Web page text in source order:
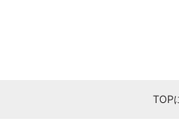
TOP